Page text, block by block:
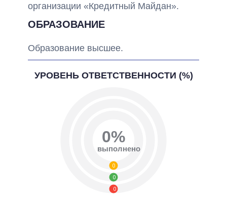
организации «Кредитный Майдан».
ОБРАЗОВАНИЕ
Образование высшее.
УРОВЕНЬ ОТВЕТСТВЕННОСТИ (%)
0
0
0
0%
выполнено